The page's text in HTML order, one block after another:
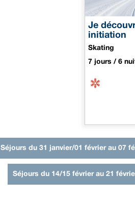
Je
initiation
Skating
7 jours / 6
Séjours du 31 janvier/01 février au 07
Séjours du 14/15 février au 21